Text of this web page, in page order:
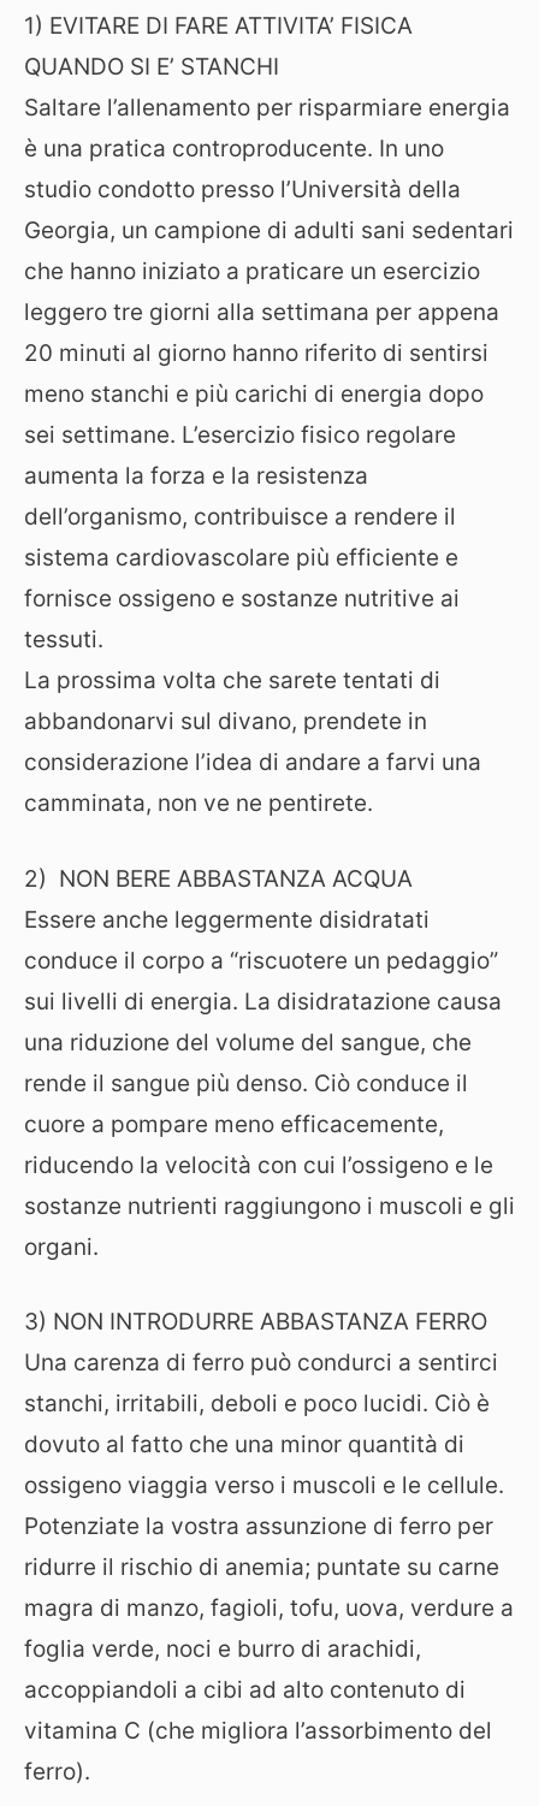
1) EVITARE DI FARE ATTIVITA’ FISICA
QUANDO SI E’ STANCHI
Saltare l’allenamento per risparmiare energia
è una pratica controproducente. In uno
studio condotto presso l’Università della
Georgia, un campione di adulti sani sedentari
che hanno iniziato a praticare un esercizio
leggero tre giorni alla settimana per appena
20 minuti al giorno hanno riferito di sentirsi
meno stanchi e più carichi di energia dopo
sei settimane. L’esercizio fisico regolare
aumenta la forza e la resistenza
dell’organismo, contribuisce a rendere il
sistema cardiovascolare più efficiente e
fornisce ossigeno e sostanze nutritive ai
tessuti.
La prossima volta che sarete tentati di
abbandonarvi sul divano, prendete in
considerazione l’idea di andare a farvi una
camminata, non ve ne pentirete.
2) NON BERE ABBASTANZA ACQUA
Essere anche leggermente disidratati
conduce il corpo a “riscuotere un pedaggio”
sui livelli di energia. La disidratazione causa
una riduzione del volume del sangue, che
rende il sangue più denso. Ciò conduce il
cuore a pompare meno efficacemente,
riducendo la velocità con cui l’ossigeno e le
sostanze nutrienti raggiungono i muscoli e gli
organi.
3) NON INTRODURRE ABBASTANZA FERRO
Una carenza di ferro può condurci a sentirci
stanchi, irritabili, deboli e poco lucidi. Ciò è
dovuto al fatto che una minor quantità di
ossigeno viaggia verso i muscoli e le cellule.
Potenziate la vostra assunzione di ferro per
ridurre il rischio di anemia; puntate su carne
magra di manzo, fagioli, tofu, uova, verdure a
foglia verde, noci e burro di arachidi,
accoppiandoli a cibi ad alto contenuto di
vitamina C (che migliora l’assorbimento del
ferro).